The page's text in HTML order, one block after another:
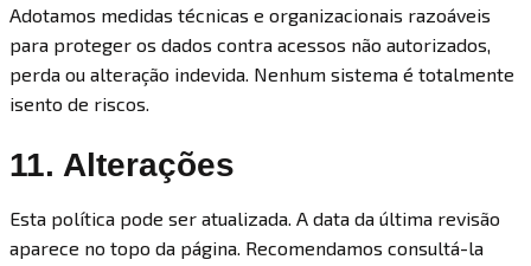
Adotamos medidas técnicas e organizacionais razoáveis
para proteger os dados contra acessos não autorizados,
perda ou alteração indevida. Nenhum sistema é totalmente
isento de riscos.
11. Alterações
Esta política pode ser atualizada. A data da última revisão
aparece no topo da página. Recomendamos consultá-la